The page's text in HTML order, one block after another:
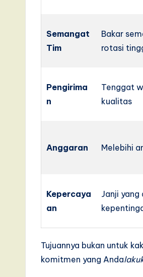
Semangat
Tim
Bakar
rotasi
Pengirima
n
Tenggat
kualitas
Anggaran Melebihi
Kepercaya
an
Janji
Tujuannya bukan untuk
komitmen yang Anda